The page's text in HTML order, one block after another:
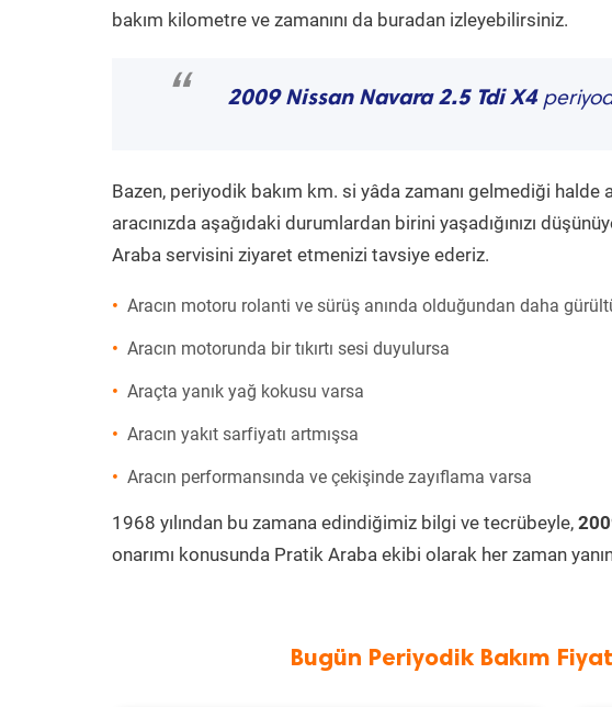
bakım kilometre ve zamanını da buradan izleyebilirsiniz.
“ 2009 Nissan Navara 2.5 Tdi X4
Bazen, periyodik bakım km. si yâda zamanı gelmediği halde
aracınızda aşağıdaki durumlardan birini yaşadığınızı
Araba servisini ziyaret etmenizi tavsiye ederiz.
Aracın motoru rolanti ve sürüş anında olduğundan daha
Aracın motorunda bir tıkırtı sesi duyulursa
Araçta yanık yağ kokusu varsa
Aracın yakıt sarfiyatı artmışsa
Aracın performansında ve çekişinde zayıflama varsa
1968 yılından bu zamana edindiğimiz bilgi ve tecrübeyle,
onarımı konusunda Pratik Araba ekibi olarak her zaman
Bugün Periyodik Bakım